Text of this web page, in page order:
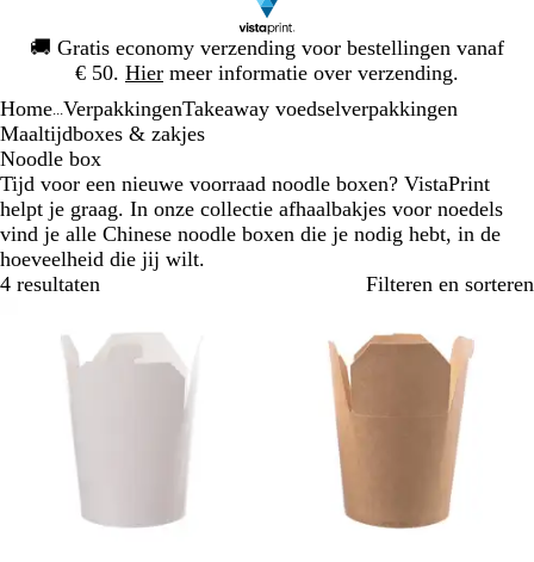
🚚 Gratis economy verzending voor bestellingen vanaf
€ 50. Hier meer informatie over verzending.
1
Home VerpakkingenTakeaway voedselverpakkingen
Maaltijdboxes & zakjes
Noodle box
Tijd voor een nieuwe voorraad noodle boxen? VistaPrint
helpt je graag. In onze collectie afhaalbakjes voor noedels
vind je alle Chinese noodle boxen die je nodig hebt, in de
hoeveelheid die jij wilt.
4 resultaten
Filteren en sorteren